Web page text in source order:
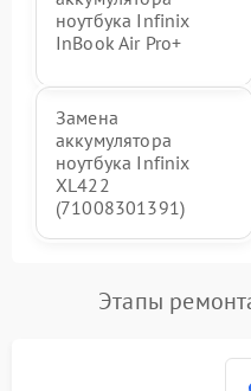
ноутбука Infinix
InBook Air Pro+
Замена
аккумулятора
ноутбука Infinix
XL422
(71008301391)
Этапы